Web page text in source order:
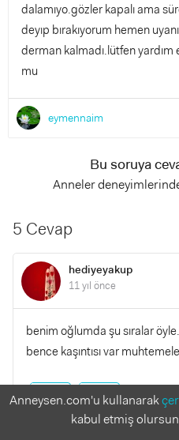
dalamıyo.gözler kapalı ama
deyıp bırakıyorum hemen
derman kalmadı.lütfen yardım
mu
eymennaim
Bu soruya
Anneler
5 Cevap
hediyeyakup
11 yıl önce
benim oğlumda şu sıralar
bence kaşıntısı var
0 0
Anneysen.com'u kullanarak
kabul etmiş